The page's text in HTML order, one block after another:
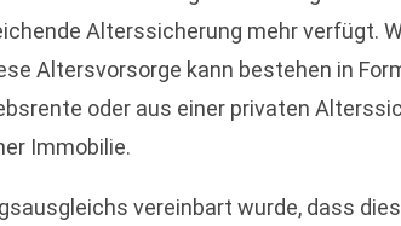
Alterssicherung mehr verfügt.
Altersvorsorge kann bestehen in
oder aus einer privaten
Immobilie.
vereinbart wurde, dass